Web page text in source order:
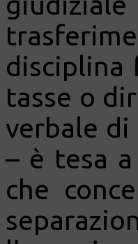
disciplina
tasse o
verbale
– è tesa
che